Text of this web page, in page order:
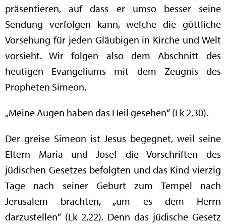
präsentieren, auf dass er umso besser seine
Sendung verfolgen kann, welche die göttliche
Vorsehung für jeden Gläubigen in Kirche und Welt
vorsieht. Wir folgen also dem Abschnitt des
heutigen Evangeliums mit dem Zeugnis des
Propheten Simeon.
„Meine Augen haben das Heil gesehen“ (Lk 2,30).
Der greise Simeon ist Jesus begegnet, weil seine
Eltern Maria und Josef die Vorschriften des
jüdischen Gesetzes befolgten und das Kind vierzig
Tage nach seiner Geburt zum Tempel nach
Jerusalem brachten, „um es dem Herrn
darzustellen“ (Lk 2,22). Denn das jüdische Gesetz